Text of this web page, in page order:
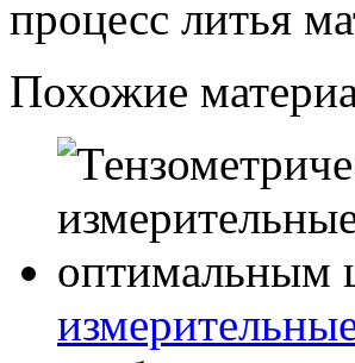
процесс литья
Похожие